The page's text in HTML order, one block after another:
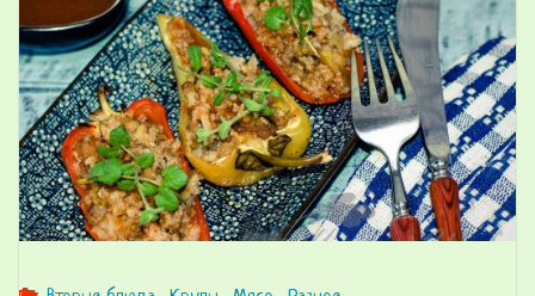
спагетти
(лазаньи,
пиццы)
😍"